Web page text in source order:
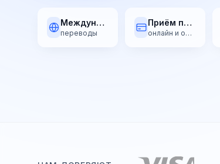
Международные
переводы
Приём платежей
онлайн и оффлайн